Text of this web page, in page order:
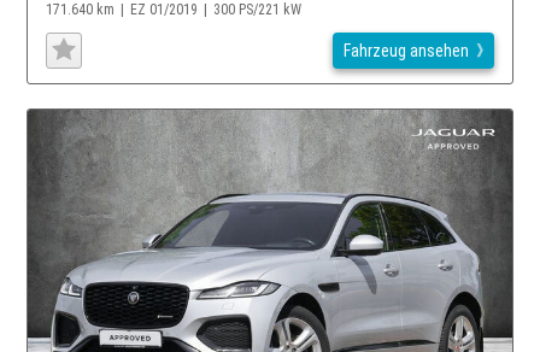
171.640 km EZ 01/2019 300 PS/221 kW
Fahrzeug ansehen